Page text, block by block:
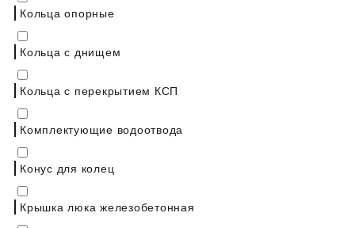
Кольца опорные
Кольца с днищем
Кольца с перекрытием КСП
Комплектующие водоотвода
Конус для колец
Крышка люка железобетонная